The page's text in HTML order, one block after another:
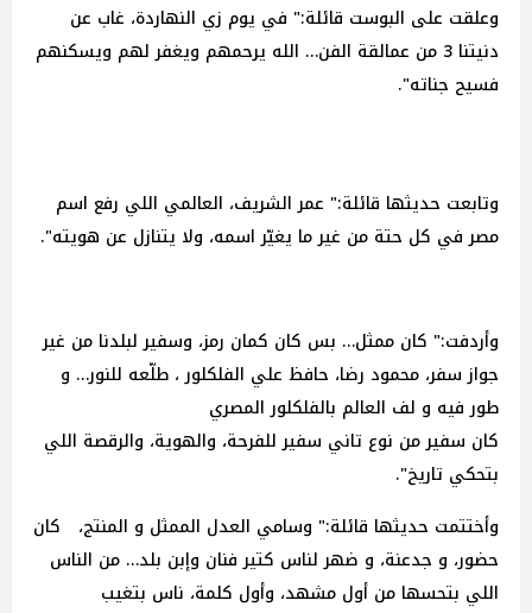
وعلقت على البوست قائلة:" في يوم زي النهاردة، غاب عن
دنيتنا 3 من عمالقة الفن… الله يرحمهم ويغفر لهم ويسكنهم
فسيح جناته".
وتابعت حديثها قائلة:" عمر الشريف، العالمي اللي رفع اسم
مصر في كل حتة من غير ما يغيّر اسمه، ولا يتنازل عن هويته".
وأردفت:" كان ممثل… بس كان كمان رمز، وسفير لبلدنا من غير
جواز سفر، محمود رضا، حافظ علي الفلكلور ، طلّعه للنور… و
طور فيه و لف العالم بالفلكلور المصري
كان سفير من نوع تاني سفير للفرحة، والهوية، والرقصة اللي
بتحكي تاريخ".
وأختتمت حديثها قائلة:" وسامي العدل الممثل و المنتج، كان
حضور، و جدعنة، و ضهر لناس كتير فنان وإبن بلد… من الناس
اللي بتحسها من أول مشهد، وأول كلمة، ناس بتغيب